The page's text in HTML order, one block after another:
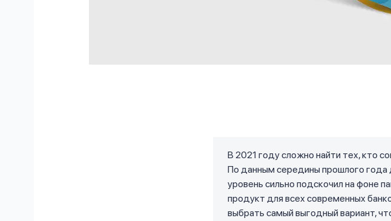
В 2021 году сложно найти тех, кто
По данным середины прошлого
уровень сильно подскочил на фоне
продукт для всех современных
выбрать самый выгодный вариант,